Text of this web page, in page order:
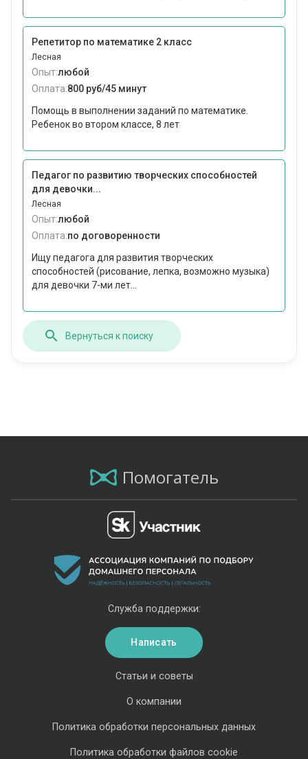
Репетитор по математике 2 класс
Лесная
Опыт:любой
Оплата:800 руб/45 минут
Помощь в выполнении заданий по математике.
Ребенок во втором классе, 8 лет
Педагог по развитию творческих способностей
для девочки...
Лесная
Опыт:любой
Оплата:по договоренности
Ищу педагога для развития творческих
способностей (рисование, лепка, возможно музыка)
для девочки 7-ми лет...
Вернуться к поиску
Помогатель
Статьи и советы
О компании
Политика обработки персональных данных
Политика обработки файлов cookie
Служба поддержки:
Написать